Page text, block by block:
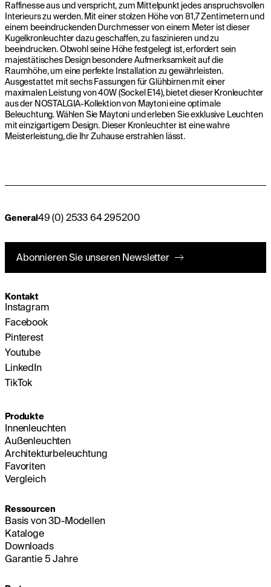
Raffinesse aus und verspricht, zum Mittelpunkt jedes anspruchsvollen
Interieurs zu werden. Mit einer stolzen Höhe von 81,7 Zentimetern und
einem beeindruckenden Durchmesser von einem Meter ist dieser
Kugelkronleuchter dazu geschaffen, zu faszinieren und zu
beeindrucken. Obwohl seine Höhe festgelegt ist, erfordert sein
majestätisches Design besondere Aufmerksamkeit auf die
Raumhöhe, um eine perfekte Installation zu gewährleisten.
Ausgestattet mit sechs Fassungen für Glühbirnen mit einer
maximalen Leistung von 40W (Sockel E14), bietet dieser Kronleuchter
aus der NOSTALGIA-Kollektion von Maytoni eine optimale
Beleuchtung. Wählen Sie Maytoni und erleben Sie exklusive Leuchten
mit einzigartigem Design. Dieser Kronleuchter ist eine wahre
Meisterleistung, die Ihr Zuhause erstrahlen lässt.
General49 (0) 2533 64 295200
Abonnieren Sie unseren Newsletter
Kontakt
Instagram
Facebook
Pinterest
Youtube
LinkedIn
TikTok
Produkte
Innenleuchten
Außenleuchten
Architekturbeleuchtung
Favoriten
Vergleich
Ressourcen
Basis von 3D-Modellen
Kataloge
Downloads
Garantie 5 Jahre